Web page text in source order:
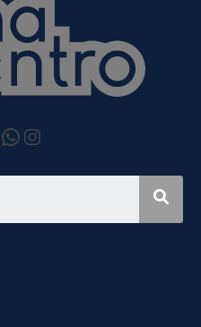
WhatsApp
Instagram